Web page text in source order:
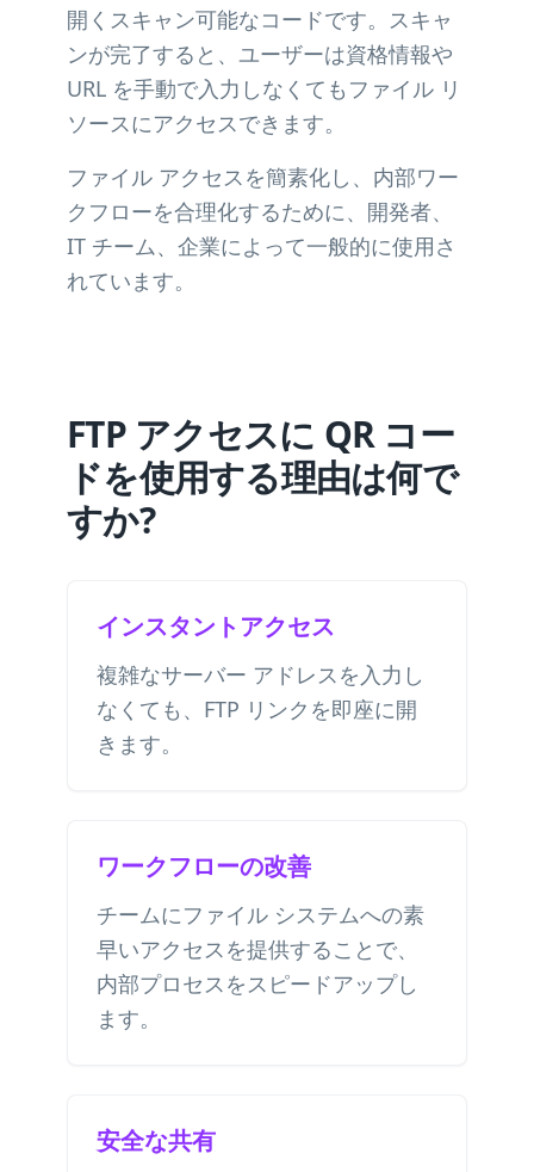
開くスキャン可能なコードです。スキャ
ンが完了すると、ユーザーは資格情報や
URL を手動で入力しなくてもファイル リ
ソースにアクセスできます。
ファイル アクセスを簡素化し、内部ワー
クフローを合理化するために、開発者、
IT チーム、企業によって一般的に使用さ
れています。
FTP アクセスに QR コー
ドを使用する理由は何で
すか?
インスタントアクセス
複雑なサーバー アドレスを入力し
なくても、FTP リンクを即座に開
きます。
ワークフローの改善
チームにファイル システムへの素
早いアクセスを提供することで、
内部プロセスをスピードアップし
ます。
安全な共有